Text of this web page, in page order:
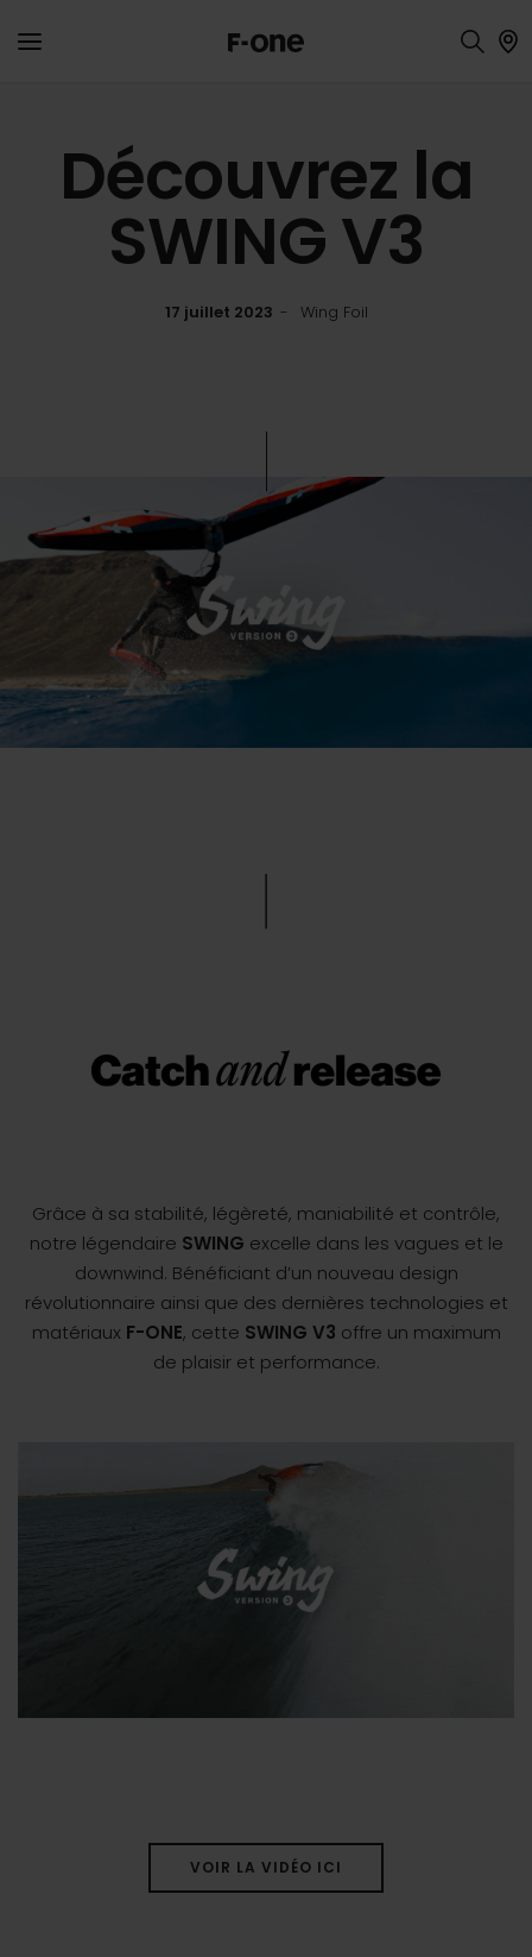
Découvrez la
SWING V3
17 juillet 2023 Wing Foil
Grâce à sa stabilité, légèreté, maniabilité et contrôle,
notre légendaire SWING excelle dans les vagues et le
downwind. Bénéficiant d’un nouveau design
révolutionnaire ainsi que des dernières technologies et
matériaux F-ONE, cette SWING V3 offre un maximum
de plaisir et performance.
VOIR LA VIDÉO ICI